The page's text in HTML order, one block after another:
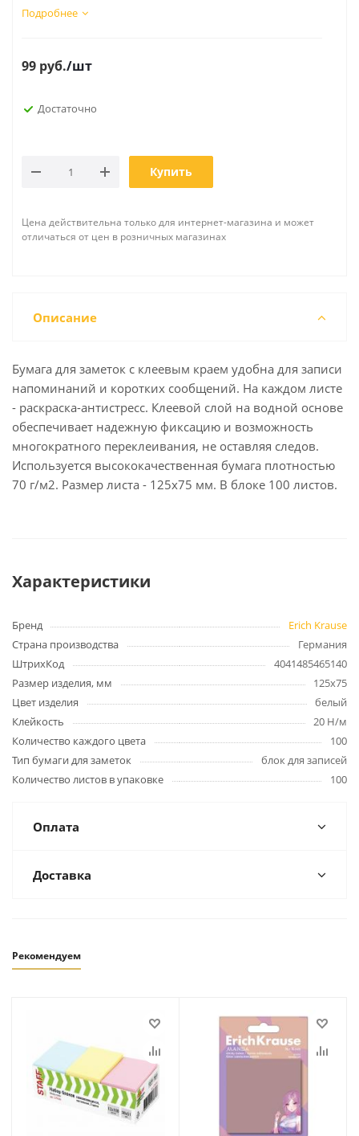
Подробнее
99 руб./шт
Достаточно
Купить
Цена действительна только для интернет-магазина и может
отличаться от цен в розничных магазинах
Описание
Бумага для заметок с клеевым краем удобна для записи
напоминаний и коротких сообщений. На каждом листе
- раскраска-антистресс. Клеевой слой на водной основе
обеспечивает надежную фиксацию и возможность
многократного переклеивания, не оставляя следов.
Используется высококачественная бумага плотностью
70 г/м2. Размер листа - 125х75 мм. В блоке 100 листов.
Характеристики
Бренд
Erich Krause
Страна производства
Германия
ШтрихКод
4041485465140
Размер изделия, мм
125х75
Цвет изделия
белый
Клейкость
20 Н/м
Количество каждого цвета
100
Тип бумаги для заметок
блок для записей
Количество листов в упаковке
100
Оплата
Доставка
Рекомендуем